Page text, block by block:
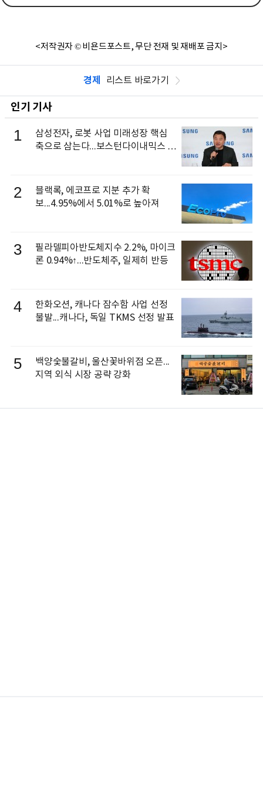
<저작권자 © 비욘드포스트, 무단 전재 및 재배포 금지>
경제 리스트 바로가기
인기 기사
1
삼성전자, 로봇 사업 미래성장 핵심
축으로 삼는다...보스턴다이내믹스 출
2
블랙록, 에코프로 지분 추가 확
보...4.95%에서 5.01%로 높아져
3
필라델피아반도체지수 2.2%, 마이크
론 0.94%↑...반도체주, 일제히 반등
4
한화오션, 캐나다 잠수함 사업 선정
불발...캐나다, 독일 TKMS 선정 발표
5
백양숯불갈비, 울산꽃바위점 오픈...
지역 외식 시장 공략 강화